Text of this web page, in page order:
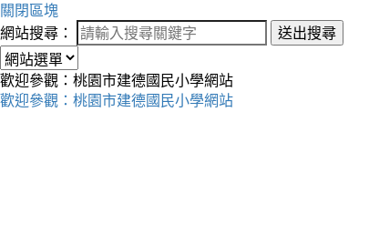
關閉區塊
網站搜尋：
送出搜尋
歡迎參觀：桃園市建德國民小學網站
歡迎參觀：桃園市建德國民小學網站